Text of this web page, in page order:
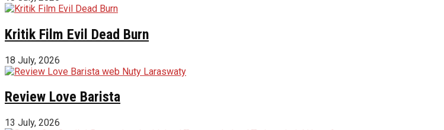
Kritik Film Evil Dead Burn
18 July, 2026
Review Love Barista
13 July, 2026